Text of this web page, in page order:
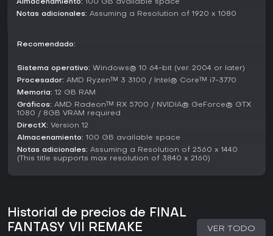
personajes.
adictivo y el contenido ampliado, sobre todo en PC, donde
Es ideal para quienes disfrutan batallas estratégicas y
Gracias a su aclamación crítica y los ports continuos a
nuevas plataformas, sigue siendo una opción sólida para
novatos y veteranos que quieran revivir Midgar.
Almacenamiento: 100 GB available space
Notas adicionales: Assuming a Resolution of 1920 x 1080
Recomendado:
Sistema operativo: Windows® 10 64-bit (ver. 2004 or later)
Procesador: AMD Ryzen™ 3 3100 / Intel® Core™ i7-3770
Memoria: 12 GB RAM
Gráficos: AMD Radeon™ RX 5700 / NVIDIA® GeForce® GTX
1080 / 8GB VRAM required
DirectX: Version 12
Almacenamiento: 100 GB available space
Notas adicionales: Assuming a Resolution of 2560 x 1440
(This title supports max resolution of 3840 x 2160)
Historial de precios de FINAL
FANTASY VII REMAKE
VER TODO